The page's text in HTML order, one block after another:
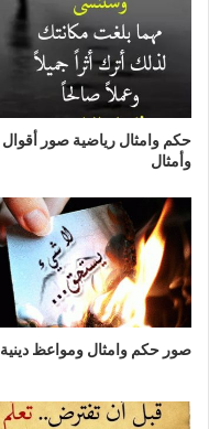
حكم وامثال رياضية صور أقوال
وأمثال
صور حكم وامثال ومواعظ دينية